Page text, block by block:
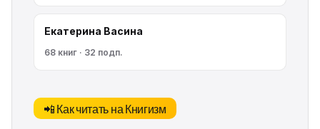
Екатерина Васина
68 книг · 32 подп.
📲 Как читать на Книгизм